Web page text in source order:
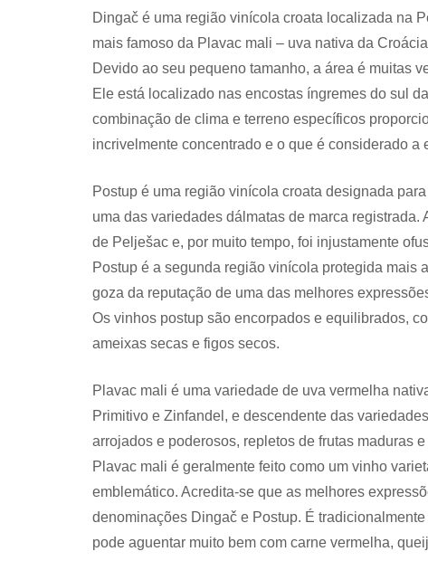
Dingač é uma região vinícola croata localizada na
mais famoso da Plavac mali – uva nativa da
Devido ao seu pequeno tamanho, a área é muitas
Ele está localizado nas encostas íngremes do sul
combinação de clima e terreno específicos
incrivelmente concentrado e o que é considerado a
Postup é uma região vinícola croata designada
uma das variedades dálmatas de marca
de Pelješac e, por muito tempo, foi injustamente
Postup é a segunda região vinícola protegida mais
goza da reputação de uma das melhores
Os vinhos postup são encorpados e equilibrados,
ameixas secas e figos secos.
Plavac mali é uma variedade de uva vermelha
Primitivo e Zinfandel, e descendente das
arrojados e poderosos, repletos de frutas maduras
Plavac mali é geralmente feito como um vinho
emblemático. Acredita-se que as melhores
denominações Dingač e Postup. É
pode aguentar muito bem com carne vermelha,